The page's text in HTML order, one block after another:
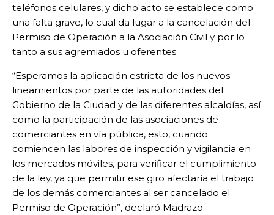
teléfonos celulares, y dicho acto se establece como
una falta grave, lo cual da lugar a la cancelación del
Permiso de Operación a la Asociación Civil y por lo
tanto a sus agremiados u oferentes.
“Esperamos la aplicación estricta de los nuevos
lineamientos por parte de las autoridades del
Gobierno de la Ciudad y de las diferentes alcaldías, así
como la participación de las asociaciones de
comerciantes en vía pública, esto, cuando
comiencen las labores de inspección y vigilancia en
los mercados móviles, para verificar el cumplimiento
de la ley, ya que permitir ese giro afectaría el trabajo
de los demás comerciantes al ser cancelado el
Permiso de Operación”, declaró Madrazo.